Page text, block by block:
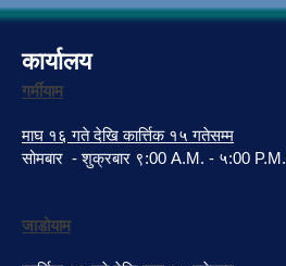
कार्यालय
गर्मीयाम
माघ १६ गते देखि कार्त्तिक १५ गतेसम्म
सोमबार - शुक्रबार ९:00 A.M. - ५:00 P.M.
जाडोयाम